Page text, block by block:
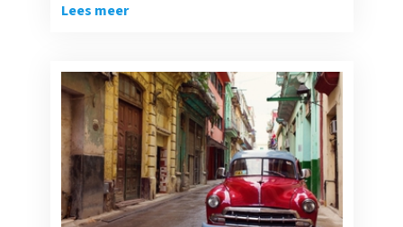
Lees meer